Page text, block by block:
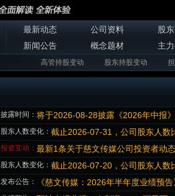
最新动态 公司资料
股
新闻公告
概念题材 主
高管持股变动 股东持股变动
披露时间： 将于2026-08-28披露《2026年中报》
股东人数变化： 截止2026-07-31，公司股东人
投资互动： 最新1条关于慈文传媒公司投资者动
股东人数变化： 截止2026-07-20，公司股东人
发布公告： 《慈文传媒：2026年半年度业绩预告